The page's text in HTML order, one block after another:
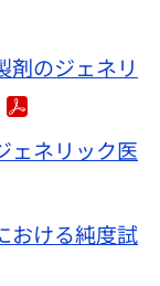
剤のジェネリ
ェネリック医
おける純度試